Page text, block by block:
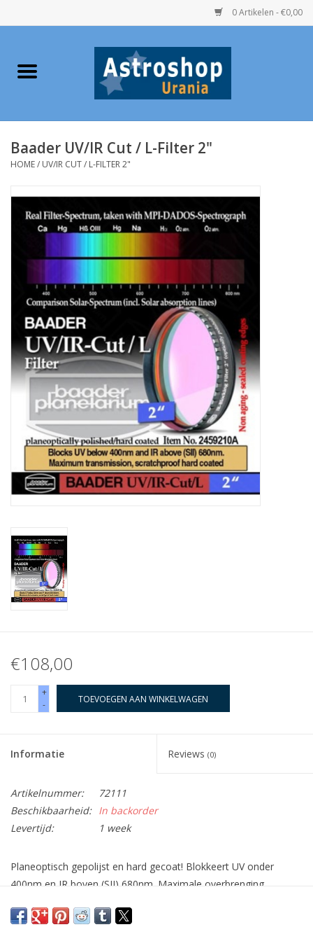
0 Artikelen - €0,00
Home
Telescopen
Boeken
Urania / Eclipsbrillen
Speelgoed
Globes / Gadgets
Weerstations
Aanbiedingen
Monteringen
Astrofotografie
Zonnewaarneming
Cadeaubonnen
Baader UV/IR Cut / L-Filter 2"
HOME/ UV/IR CUT / L-FILTER 2"
€108,00
+
-
TOEVOEGEN AAN WINKELWAGEN
Informatie Reviews (0)
Artikelnummer:
72111
Beschikbaarheid: In backorder
Levertijd:
1 week
Planeoptisch gepolijst en hard gecoat! Blokkeert UV onder
400nm en IR boven (SII) 680nm. Maximale overbrenging,
Baader Planetarium heeft 's werelds beste UV/IR-sperfilter